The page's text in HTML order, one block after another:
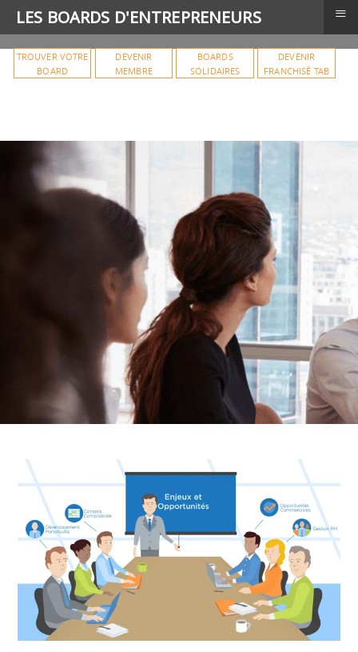
TROUVER VOTRE
BOARD
DEVENIR
MEMBRE
BOARDS
SOLIDAIRES
DEVENIR
FRANCHISÉ TAB
LES BOARDS D'ENTREPRENEURS ≡